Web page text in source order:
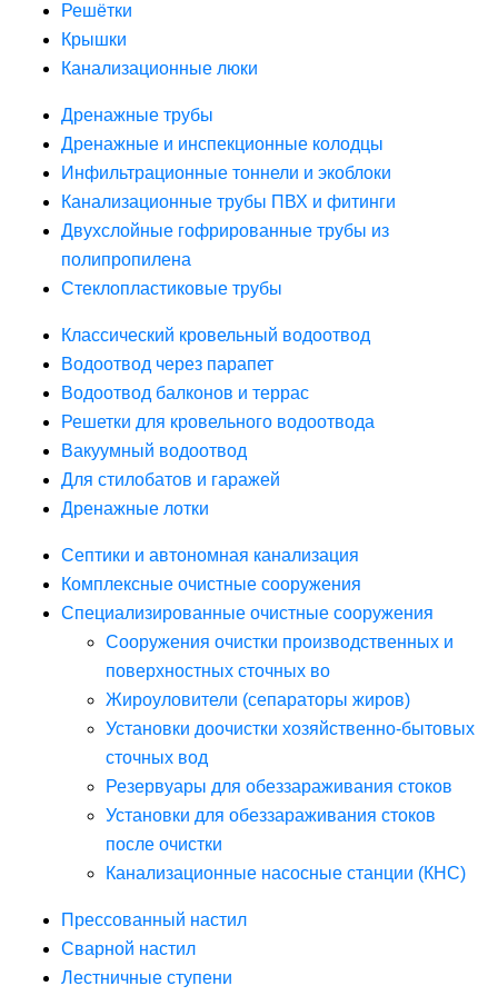
Решётки
Крышки
Канализационные люки
Дренажные трубы
Дренажные и инспекционные колодцы
Инфильтрационные тоннели и экоблоки
Канализационные трубы ПВХ и фитинги
Двухслойные гофрированные трубы из
полипропилена
Стеклопластиковые трубы
Классический кровельный водоотвод
Водоотвод через парапет
Водоотвод балконов и террас
Решетки для кровельного водоотвода
Вакуумный водоотвод
Для стилобатов и гаражей
Дренажные лотки
Септики и автономная канализация
Комплексные очистные сооружения
Специализированные очистные сооружения
Сооружения очистки производственных и
поверхностных сточных во
Жироуловители (сепараторы жиров)
Установки доочистки хозяйственно-бытовых
сточных вод
Резервуары для обеззараживания стоков
Установки для обеззараживания стоков
после очистки
Канализационные насосные станции (КНС)
Прессованный настил
Сварной настил
Лестничные ступени